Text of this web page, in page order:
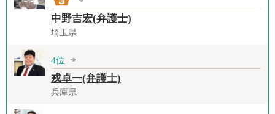
中野吉宏(弁護士)
埼玉県
4位
戎卓一(弁護士)
兵庫県